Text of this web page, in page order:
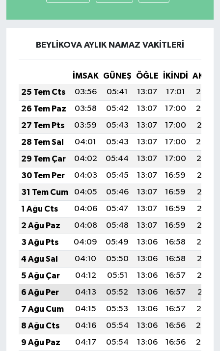
BEYLİKOVA AYLIK NAMAZ VAKITLERI
İMSAK GÜNEŞ ÖĞLE İKINDI
25 Tem Cts
03:56 05:41 13:07 17:01
20:23
26 Tem Paz
03:58 05:42 13:07 17:00
20:22
27 Tem Pts
03:59 05:43 13:07 17:00
20:21
28 Tem Sal
04:01 05:43 13:07 17:00
20:20
29 Tem Çar
04:02 05:44 13:07 17:00
20:19
30 Tem Per
04:03 05:45 13:07 16:59
20:18
31 Tem Cum
04:05 05:46 13:07 16:59
20:17
1 Ağu Cts
04:06 05:47 13:07 16:59
20:16
2 Ağu Paz
04:08 05:48 13:07 16:59
20:15
3 Ağu Pts
04:09 05:49 13:06 16:58
20:14
4 Ağu Sal
04:10 05:50 13:06 16:58
20:13
5 Ağu Çar
04:12 05:51 13:06 16:57
20:12
6 Ağu Per
04:13 05:52 13:06 16:57
20:11
7 Ağu Cum
04:15 05:53 13:06 16:57
20:10
8 Ağu Cts
04:16 05:54 13:06 16:56
20:08
9 Ağu Paz
04:17 05:54 13:06 16:56
20:07